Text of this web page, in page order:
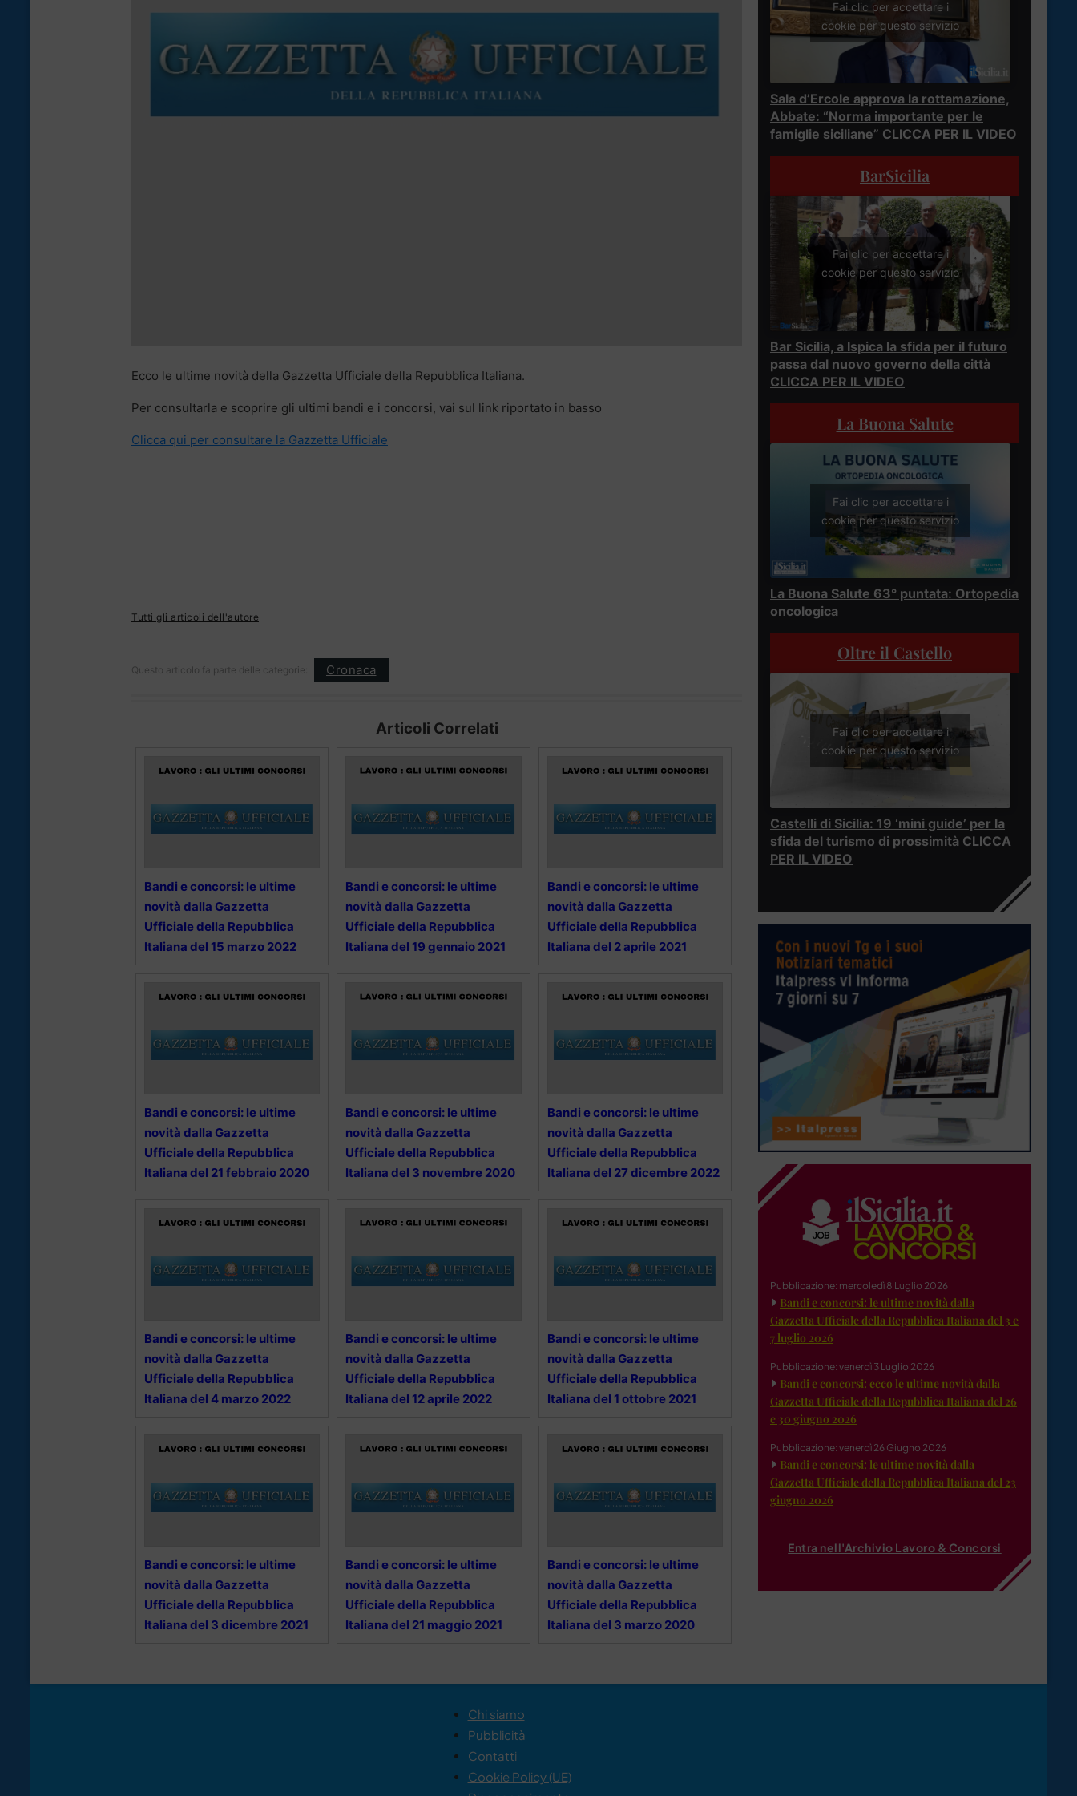
Ecco le ultime novità della Gazzetta Ufficiale della Repubblica Italiana.
Per consultarla e scoprire gli ultimi bandi e i concorsi, vai sul link riportato in basso
Clicca qui per consultare la Gazzetta Ufficiale
Tutti gli articoli dell'autore
Questo articolo fa parte delle categorie: Cronaca
Articoli Correlati
Bandi e concorsi: le ultime
novità dalla Gazzetta
Ufficiale della Repubblica
Italiana del 15 marzo 2022
Bandi e concorsi: le ultime
novità dalla Gazzetta
Ufficiale della Repubblica
Italiana del 19 gennaio 2021
Bandi e concorsi: le ultime
novità dalla Gazzetta
Ufficiale della Repubblica
Italiana del 2 aprile 2021
Bandi e concorsi: le ultime
novità dalla Gazzetta
Ufficiale della Repubblica
Italiana del 21 febbraio 2020
Bandi e concorsi: le ultime
novità dalla Gazzetta
Ufficiale della Repubblica
Italiana del 3 novembre 2020
Bandi e concorsi: le ultime
novità dalla Gazzetta
Ufficiale della Repubblica
Italiana del 27 dicembre 2022
Bandi e concorsi: le ultime
novità dalla Gazzetta
Ufficiale della Repubblica
Italiana del 4 marzo 2022
Bandi e concorsi: le ultime
novità dalla Gazzetta
Ufficiale della Repubblica
Italiana del 12 aprile 2022
Bandi e concorsi: le ultime
novità dalla Gazzetta
Ufficiale della Repubblica
Italiana del 1 ottobre 2021
Bandi e concorsi: le ultime
novità dalla Gazzetta
Ufficiale della Repubblica
Italiana del 3 dicembre 2021
Bandi e concorsi: le ultime
novità dalla Gazzetta
Ufficiale della Repubblica
Italiana del 21 maggio 2021
Bandi e concorsi: le ultime
novità dalla Gazzetta
Ufficiale della Repubblica
Italiana del 3 marzo 2020
Fai clic per accettare i
cookie per questo servizio
Sala d’Ercole approva la rottamazione,
Abbate: “Norma importante per le
famiglie siciliane” CLICCA PER IL VIDEO
BarSicilia
Fai clic per accettare i
cookie per questo servizio
Bar Sicilia, a Ispica la sfida per il futuro
passa dal nuovo governo della città
CLICCA PER IL VIDEO
La Buona Salute
Fai clic per accettare i
cookie per questo servizio
La Buona Salute 63° puntata: Ortopedia
oncologica
Oltre il Castello
Fai clic per accettare i
cookie per questo servizio
Castelli di Sicilia: 19 ‘mini guide’ per la
sfida del turismo di prossimità CLICCA
PER IL VIDEO
Pubblicazione: mercoledì 8 Luglio 2026
Bandi e concorsi: le ultime novità dalla
Gazzetta Ufficiale della Repubblica Italiana del 3 e
7 luglio 2026
Pubblicazione: venerdì 3 Luglio 2026
Bandi e concorsi: ecco le ultime novità dalla
Gazzetta Ufficiale della Repubblica Italiana del 26
e 30 giugno 2026
Pubblicazione: venerdì 26 Giugno 2026
Bandi e concorsi: le ultime novità dalla
Gazzetta Ufficiale della Repubblica Italiana del 23
giugno 2026
Entra nell'Archivio Lavoro & Concorsi
Chi siamo
Pubblicità
Contatti
Cookie Policy (UE)